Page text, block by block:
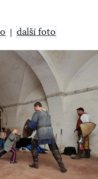
|další foto